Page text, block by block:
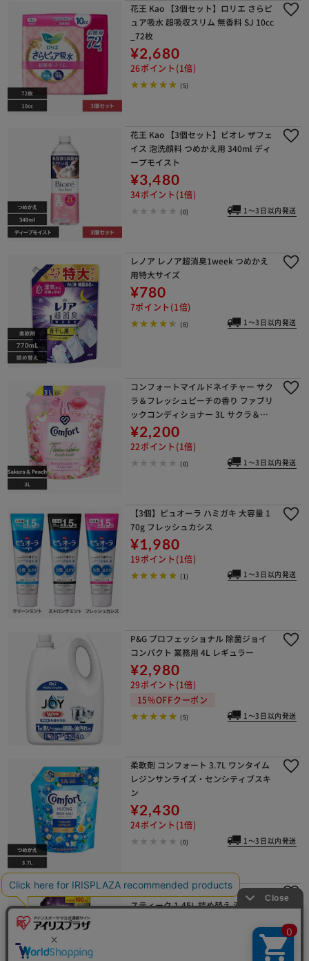
花王 Kao 【3個セット】ロリエ さらピ
ュア吸水 超吸収スリム 無香料 SJ 10cc
_72枚
¥2,680
26ポイント(1倍)
(5)
花王 Kao 【3個セット】ビオレ ザフェ
イス 泡洗顔料 つめかえ用 340ml ディ
ープモイスト
¥3,480
34ポイント(1倍)
(0) 1～3日以内発送
レノア レノア超消臭1week つめかえ
用特大サイズ
¥780
7ポイント(1倍)
(8) 1～3日以内発送
コンフォートマイルドネイチャー サク
ラ＆フレッシュピーチの香り ファブリ
ックコンディショナー 3L サクラ＆フ
レッシュピーチ
¥2,200
22ポイント(1倍)
(0) 1～3日以内発送
【3個】ピュオーラ ハミガキ 大容量 1
70g フレッシュカシス
¥1,980
19ポイント(1倍)
(1) 1～3日以内発送
P&G プロフェッショナル 除菌ジョイ
コンパクト 業務用 4L レギュラー
¥2,980
29ポイント(1倍)
15%OFFクーポン
(5) 1～3日以内発送
柔軟剤 コンフォート 3.7L ワンタイム
レジンサンライズ・センシティブスキ
ン
¥2,430
24ポイント(1倍)
(0) 1～3日以内発送
柔軟剤 アジアンダウニー ダウニー ミ
スティーク 1.45L 詰め替え 液体柔軟